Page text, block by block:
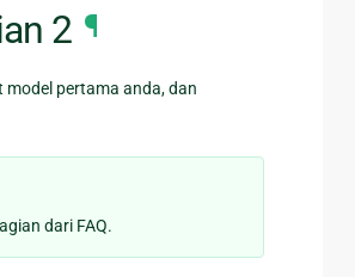
2 ¶
pertama anda, dan
dari FAQ.